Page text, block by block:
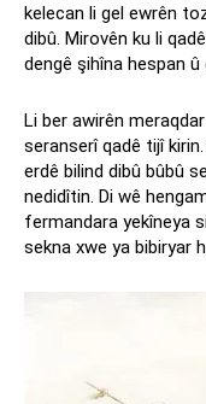
kelecan li gel ewrên
dibû. Mirovên ku li
dengê şihîna hespan û
Li ber awirên
seranserî qadê tijî
erdê bilind dibû bûbû
nedidîtin. Di wê
fermandara yekîneya
sekna xwe ya bibiryar